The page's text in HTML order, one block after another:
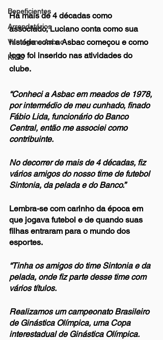
Beneficientes
Arrendatários
Vantagens Asbac
KIDS
Há mais de 4 décadas como
associado, Luciano conta como sua
história com a Asbac começou e como
logo foi inserido nas atividades do
clube.
“Conheci a Asbac em meados de 1978,
por intermédio de meu cunhado, finado
Fábio Lida, funcionário do Banco
Central, então me associei como
contribuinte.
No decorrer de mais de 4 décadas, fiz
vários amigos do nosso time de futebol
Sintonia, da pelada e do Banco.”
Lembra-se com carinho da época em
que jogava futebol e de quando suas
filhas entraram para o mundo dos
esportes.
“Tinha os amigos do time Sintonia e da
pelada, onde fiz parte desse time com
vários títulos.
Realizamos um campeonato Brasileiro
de Ginástica Olímpica, uma Copa
interestadual de Ginástica Olímpica.